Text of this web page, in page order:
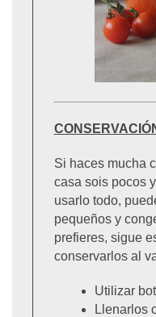
Si haces mucha
casa sois pocos
usarlo todo,
pequeños y
prefieres, sigue
conservarlos al
Utilizar
Llenarlos